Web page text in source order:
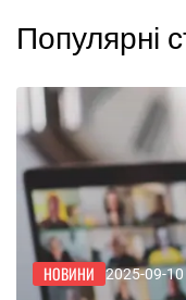
Популярні
НОВИНИ 2025-09-10